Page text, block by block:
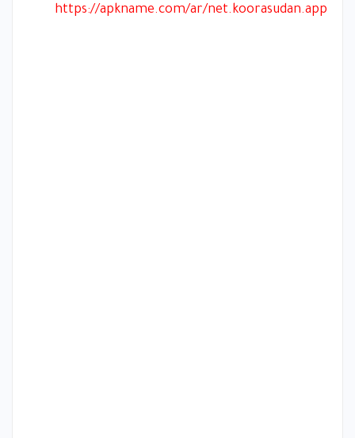
https://apkname.com/ar/net.koorasudan.app